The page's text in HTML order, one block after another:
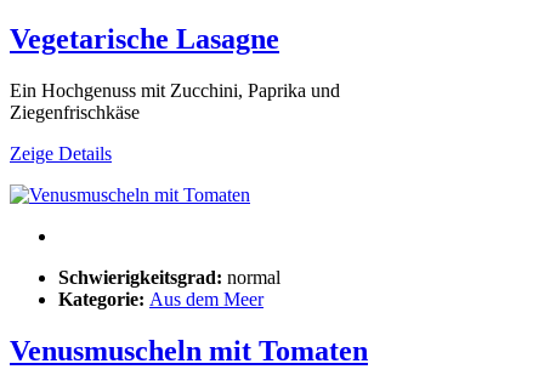
Vegetarische Lasagne
Ein Hochgenuss mit Zucchini, Paprika und
Ziegenfrischkäse
Zeige Details
Schwierigkeitsgrad: normal
Kategorie: Aus dem Meer
Venusmuscheln mit Tomaten